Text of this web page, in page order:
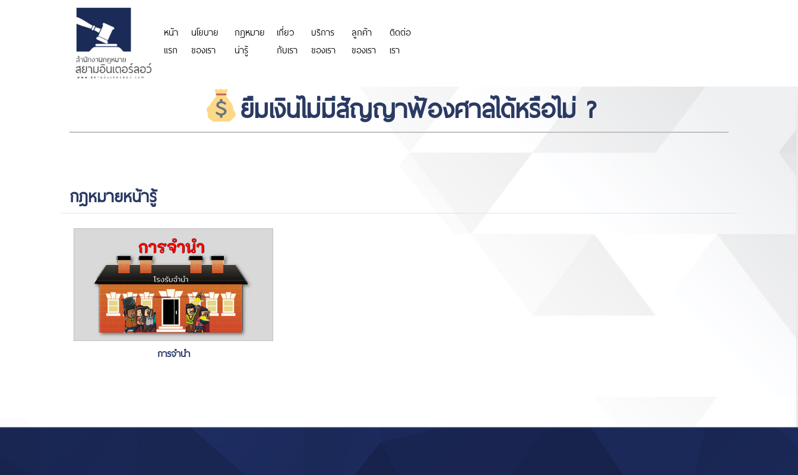
หน้า
แรก
นโยบาย
ของเรา
กฎหมาย
น่ารู้
เกี่ยว
กับเรา
บริการ
ของเรา
ลูกค้า
ของเรา
ติดต่อ
เรา
ยืมเงินไม่มีสัญญาฟ้องศาลได้หรือไม่ ?
กฎหมายหน้ารู้
การจำนำ